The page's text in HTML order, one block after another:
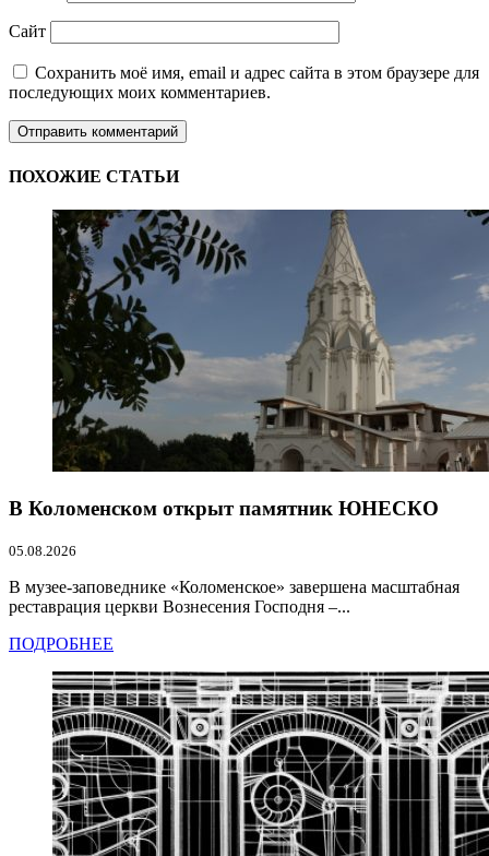
Сайт
Сохранить моё имя, email и адрес сайта в этом браузере для
последующих моих комментариев.
ПОХОЖИЕ СТАТЬИ
В Коломенском открыт памятник ЮНЕСКО
05.08.2026
В музее-заповеднике «Коломенское» завершена масштабная
реставрация церкви Вознесения Господня –...
ПОДРОБНЕЕ